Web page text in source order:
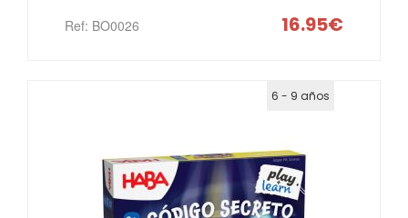
Ref: BO0026 16.95€
6 - 9 años